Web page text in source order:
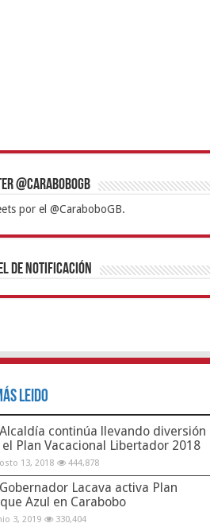
@CaraboboGB
por el @CaraboboGB.
BetturkeyBetistKralbetSupertotobet
mvbcasino.com/
de Notificación
Leido
Alcaldía continúa llevando diversión
el Plan Vacacional Libertador 2018
13, 2018 444,878
Gobernador Lacava activa Plan
Azul en Carabobo
3, 2019 330,404